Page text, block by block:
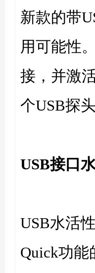
新款的带
用可能性
接，并激
个USB探
USB接口
USB水活
Quick功能